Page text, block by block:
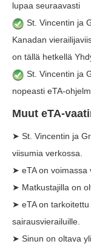
lupaa seuraavasti
St. Vincentin ja
Kanadan
on tällä hetkellä
St. Vincentin ja
nopeasti eTA-
Muut eTA-
➤ St. Vincentin ja
viisumia verkossa.
➤ eTA on voimassa
➤ Matkustajilla on
➤ eTA on
sairausvierailuille.
➤ Sinun on oltava